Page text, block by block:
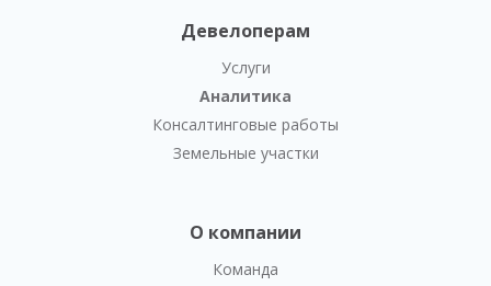
Девелоперам
Услуги
Аналитика
Консалтинговые работы
Земельные участки
О компании
Команда